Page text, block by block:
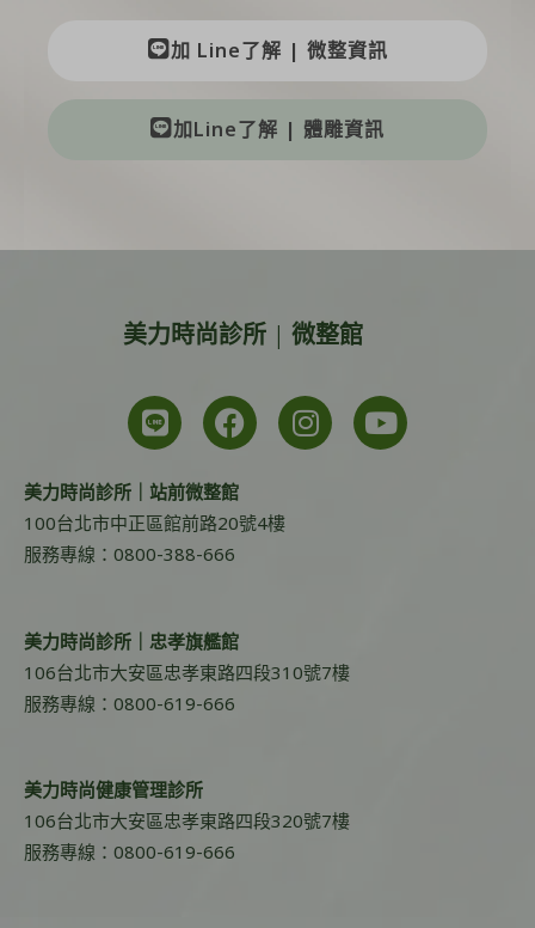
加 Line了解 | 微整資訊
加Line了解 | 體雕資訊
美力時尚診所 | 微整館
美力時尚診所｜站前微整館
100台北市中正區館前路20號4樓
服務專線：0800-388-666
美力時尚診所｜忠孝旗艦館
106台北市大安區忠孝東路四段310號7樓
服務專線：0800-619-666
美力時尚健康管理診所
106台北市大安區忠孝東路四段320號7樓
服務專線：0800-619-666